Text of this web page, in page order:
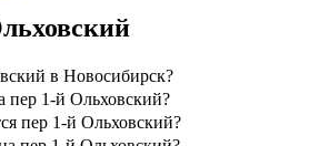
в Новосибирск?
пер 1-й Ольховский?
пер 1-й Ольховский?